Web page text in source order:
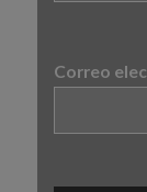
Correo